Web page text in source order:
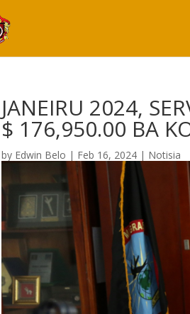
JANEIRU 2024,
$ 176,950.00 BA
by Edwin Belo | Feb 16, 2024| Notisia